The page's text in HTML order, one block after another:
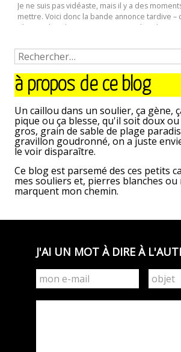
Je ne suis pas vidéaste, mais il y a des
mettre. Voici donc la bande annonce tardive –
plus une bande annonce, mais une bande-
finalement – de la première mission de Tara,
Félin Infiltré préféré. Il était temps ; le tome 2
Continuer la lecture de
Tara,
agent
infiltré.
Première
mission.
à propos de ce blog
Un caillou dans un soulier, ça gène,
pique ou ça blesse, qu'il soit doux
gros, grain de sable de plage
gravillon goudronné, on a juste
le voir disparaître.
Ce blog est parsemé des ces petits
mes souliers et, pierres blanches ou
marquent mon chemin.
J'AI UN MOT À DIRE À